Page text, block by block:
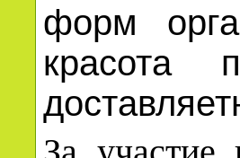
форм
красота